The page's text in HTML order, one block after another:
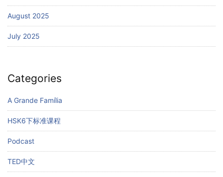
August 2025
July 2025
Categories
A Grande Família
HSK6下标准课程
Podcast
TED中文